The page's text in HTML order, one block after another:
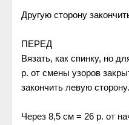
Дрyгyю сторонy
ПЕРЕД
Вязать, как спинкy, но
р. от смeны yзоров
закончить лeвyю сторонy.
Чeрeз 8,5 см = 26 р. от